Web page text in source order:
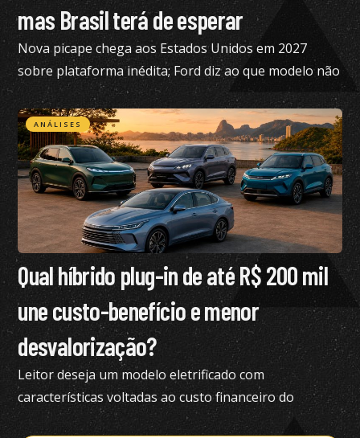
mas Brasil terá de esperar
Nova picape chega aos Estados Unidos em 2027
sobre plataforma inédita; Ford diz ao que modelo não
está nos planos para o Brasil no momento
ANÁLISES
Qual híbrido plug-in de até R$ 200 mil
une custo-benefício e menor
desvalorização?
Leitor deseja um modelo eletrificado com
características voltadas ao custo financeiro do
produto e pediu nossa análise completa